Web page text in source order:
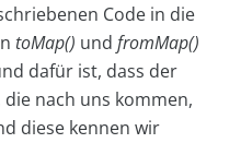
Code in die
toMap() und fromMap()
dafür ist, dass der
nach uns kommen,
diese kennen wir